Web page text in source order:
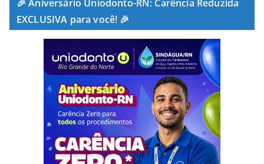
🎉 Aniversário Uniodonto-RN: Carência Reduzida
EXCLUSIVA para você! 🎉